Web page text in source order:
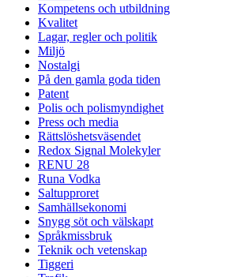
Kompetens och utbildning
Kvalitet
Lagar, regler och politik
Miljö
Nostalgi
På den gamla goda tiden
Patent
Polis och polismyndighet
Press och media
Rättslöshetsväsendet
Redox Signal Molekyler
RENU 28
Runa Vodka
Saltupproret
Samhällsekonomi
Snygg söt och välskapt
Språkmissbruk
Teknik och vetenskap
Tiggeri